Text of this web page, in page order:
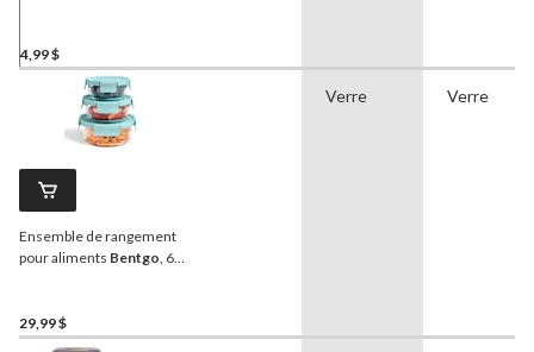
4,99 $
Ensemble de rangement
pour aliments Bentgo , 6
29,99 $
Verre Verre